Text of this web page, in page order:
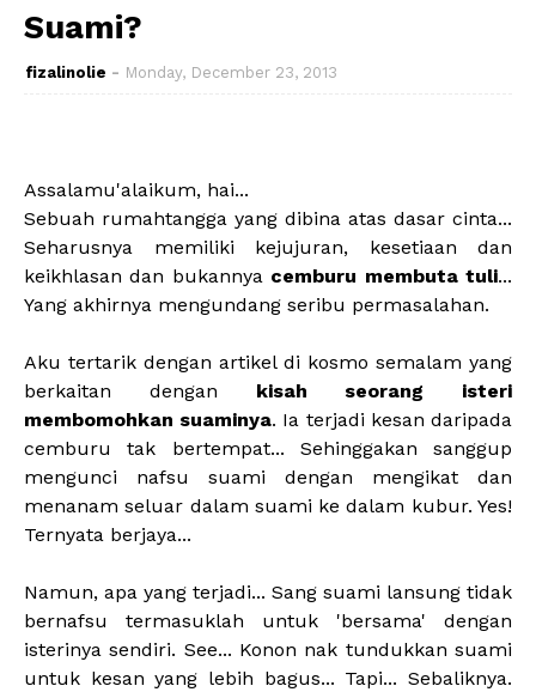
Suami?
fizalinolie Monday, December 23, 2013
Assalamu'alaikum, hai...
Sebuah rumahtangga yang dibina atas dasar cinta...
Seharusnya memiliki kejujuran, kesetiaan dan
keikhlasan dan bukannya cemburu membuta tuli...
Yang akhirnya mengundang seribu permasalahan.
Aku tertarik dengan artikel di kosmo semalam yang
berkaitan dengan kisah seorang isteri
membomohkan suaminya. Ia terjadi kesan daripada
cemburu tak bertempat... Sehinggakan sanggup
mengunci nafsu suami dengan mengikat dan
menanam seluar dalam suami ke dalam kubur. Yes!
Ternyata berjaya...
Namun, apa yang terjadi... Sang suami lansung tidak
bernafsu termasuklah untuk 'bersama' dengan
isterinya sendiri. See... Konon nak tundukkan suami
untuk kesan yang lebih bagus... Tapi... Sebaliknya.